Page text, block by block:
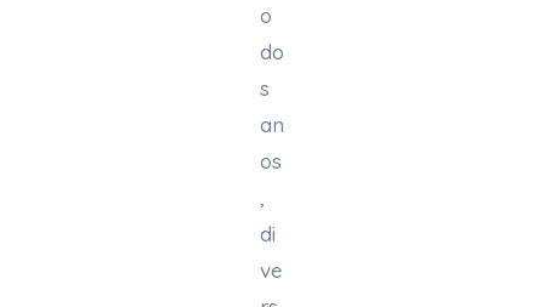
o
do
s
an
os
,
di
ve